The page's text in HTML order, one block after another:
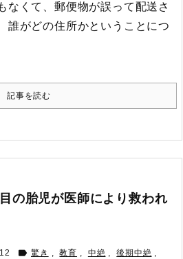
なくて、郵便物が誤って配送さ
誰がどの住所かということにつ
記事を読む
の胎児が医師により救われ
 驚き , 教育 , 中絶 , 後期中絶 ,